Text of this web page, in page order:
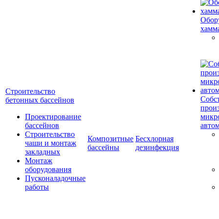
Строительство
бетонных бассейнов
Проектирование
бассейнов
Строительство
чаши и монтаж
закладных
Монтаж
оборудования
Пусконаладочные
работы
Композитные
бассейны
Бесхлорная
дезинфекция